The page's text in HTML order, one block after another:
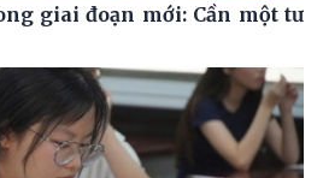
giai đoạn mới: Cần một tư